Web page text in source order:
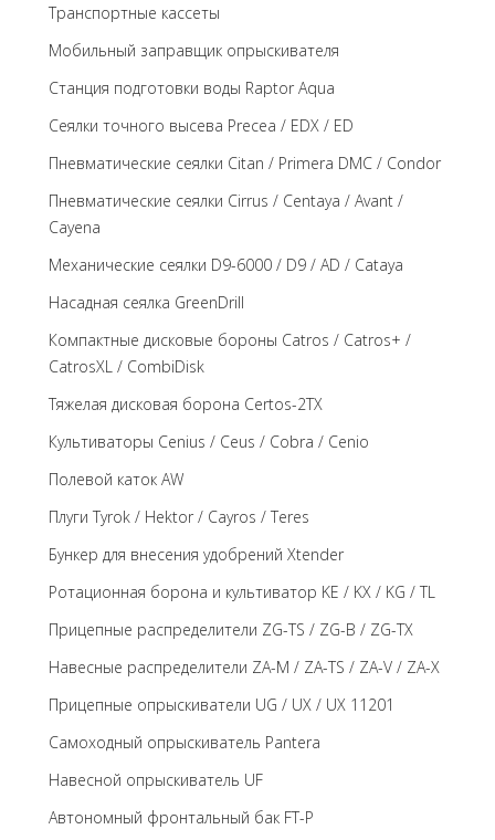
Транспортные кассеты
Мобильный заправщик опрыскивателя
Станция подготовки воды Raptor Aqua
Сеялки точного высева Precea / EDX / ED
Пневматические сеялки Citan / Primera DMC / Condor
Пневматические сеялки Cirrus / Centaya / Avant /
Cayena
Механические сеялки D9-6000 / D9 / AD / Cataya
Насадная сеялка GreenDrill
Компактные дисковые бороны Catros / Catros+ /
CatrosXL / CombiDisk
Тяжелая дисковая борона Certos-2TX
Культиваторы Cenius / Ceus / Cobra / Cenio
Полевой каток AW
Плуги Tyrok / Hektor / Cayros / Teres
Бункер для внесения удобрений Xtender
Ротационная борона и культиватор KE / KX / KG / TL
Прицепные распределители ZG-TS / ZG-B / ZG-TX
Навесные распределители ZA-M / ZA-TS / ZA-V / ZA-X
Прицепные опрыскиватели UG / UX / UX 11201
Самоходный опрыскиватель Pantera
Навесной опрыскиватель UF
Автономный фронтальный бак FT-P